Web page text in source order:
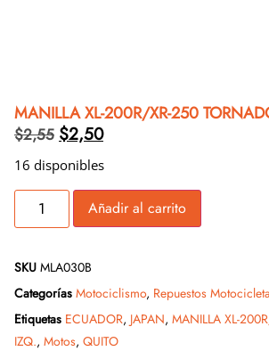
MANILLA XL-200R/XR-250
$2,55 $2,50
16 disponibles
Añadir al carrito
SKU MLA030B
Categorías Motociclismo, Repuestos
Etiquetas ECUADOR, JAPAN, MANILLA XL-
IZQ., Motos, QUITO